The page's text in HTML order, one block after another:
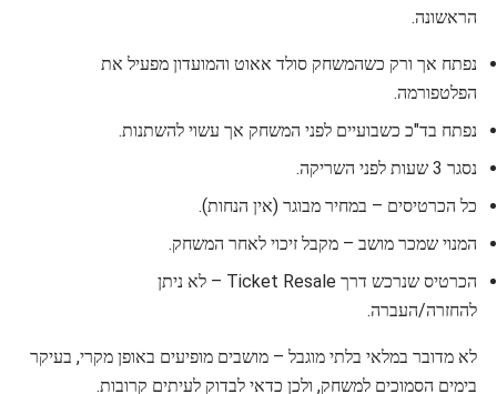
הראשונה.
נפתח אך ורק כשהמשחק סולד אאוט והמועדון מפעיל את
הפלטפורמה.
נפתח בד"כ כשבועיים לפני המשחק אך עשוי להשתנות.
נסגר 3 שעות לפני השריקה.
כל הכרטיסים – במחיר מבוגר (אין הנחות).
המנוי שמכר מושב – מקבל זיכוי לאחר המשחק.
הכרטיס שנרכש דרך Ticket Resale – לא ניתן
להחזרה/העברה.
לא מדובר במלאי בלתי מוגבל – מושבים מופיעים באופן מקרי, בעיקר
בימים הסמוכים למשחק, ולכן כדאי לבדוק לעיתים קרובות.